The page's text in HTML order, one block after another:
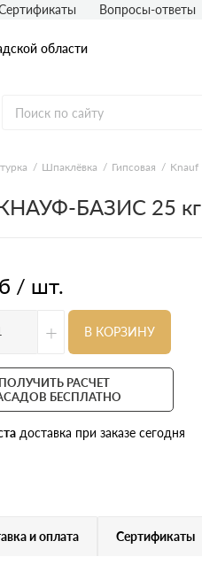
области
сайдинг
сайдинг
Вопросы-ответы
Шпаклёвка Гипсовая Knauf
КНАУФ-БАЗИС 25 кг
/ шт.
+ В КОРЗИНУ
РАСЧЕТ
БЕСПЛАТНО
доставка при заказе сегодня
и оплата Сертификаты